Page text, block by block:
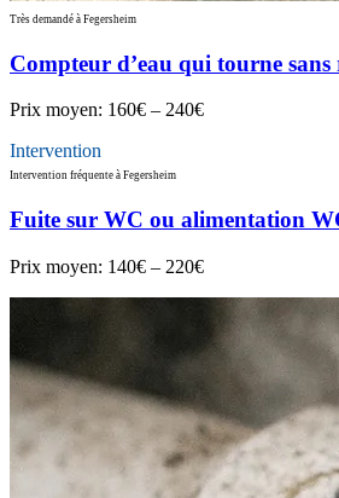
Très demandé à Fegersheim
Compteur d’eau qui tourne sans
Prix moyen: 160€ – 240€
Intervention
Intervention fréquente à Fegersheim
Fuite sur WC ou alimentation
Prix moyen: 140€ – 220€